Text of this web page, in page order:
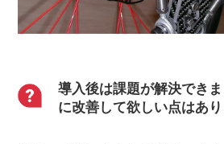
導入後は課題が解決でき
に改善して欲しい点はあ